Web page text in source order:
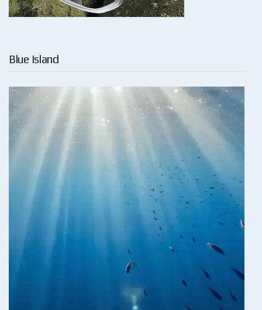
Blue Island